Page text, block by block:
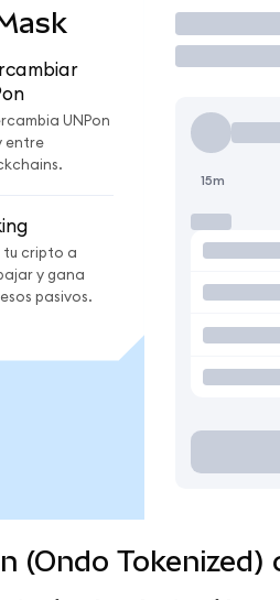
UNPon
entre
tu cripto a
y gana
pasivos.
Operar
15m
(Ondo